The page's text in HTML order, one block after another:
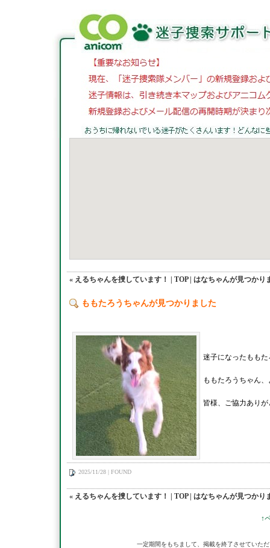
« えるちゃんを捜しています！ TOP| はなちゃんが見つかり
ももたろうちゃんが見つかりました
迷子になったもも
ももたろうちゃん
皆様、ご協力あり
2025/11/28 | FOUND
« えるちゃんを捜しています！ | TOP| はなちゃんが見つかり
↑
一定期間をもちまして、掲載を終了させていた